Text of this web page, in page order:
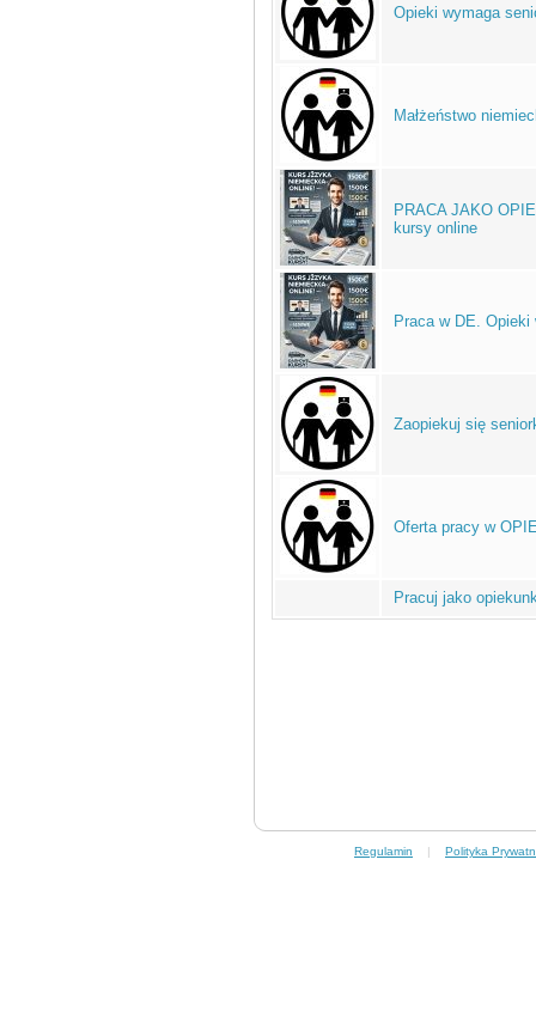
Opieki wymaga
Małżeństwo
PRACA JAKO
kursy online
Praca w DE.
Zaopiekuj się
Oferta pracy w
Pracuj jako
Regulamin | Polityka